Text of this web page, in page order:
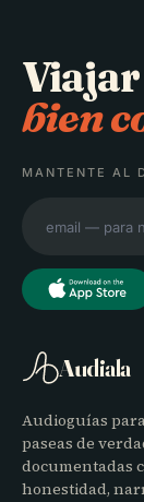
bien
MANTENTE AL
Audiala
Audioguías
paseas de
documentadas
honestidad,